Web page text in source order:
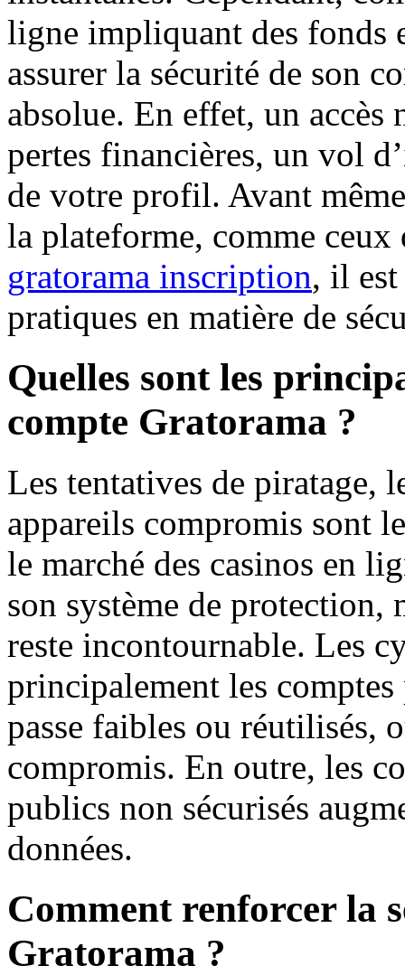
ligne impliquant des fonds
assurer la sécurité de son
absolue. En effet, un accès
pertes financières, un vol
de votre profil. Avant
la plateforme, comme
gratorama inscription, il
pratiques en matière de
Quelles sont les
compte Gratorama ?
Les tentatives de piratage,
appareils compromis sont
le marché des casinos en
son système de
reste incontournable. Les
principalement les comptes
passe faibles ou réutilisés,
compromis. En outre, les
publics non sécurisés
données.
Comment renforcer la
Gratorama ?